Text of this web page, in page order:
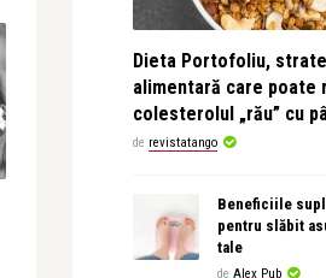
Dieta Portofoliu,
alimentară care poate
colesterolul „rău” cu
de revistatango
Beneficiile
pentru slăbit
tale
de Alex Pub